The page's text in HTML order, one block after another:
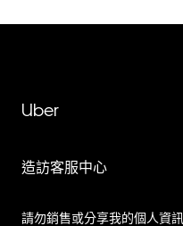
Uber
造訪客服中心
請勿銷售或分享我的個人資訊